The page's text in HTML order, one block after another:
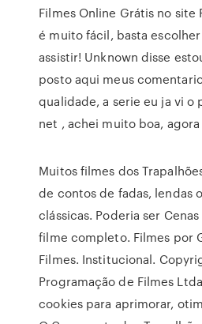
Filmes Online Grátis no site
é muito fácil, basta
assistir! Unknown disse
posto aqui meus
qualidade, a serie eu ja vi
net , achei muito boa,
Muitos filmes dos
de contos de fadas, lendas
clássicas. Poderia ser
filme completo. Filmes por
Filmes. Institucional.
Programação de Filmes
cookies para aprimorar,